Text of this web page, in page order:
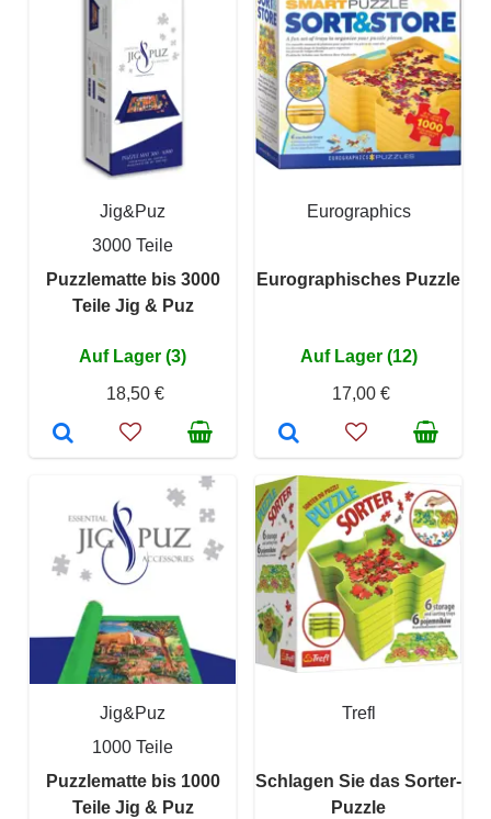
Jig&Puz
3000 Teile
Puzzlematte bis 3000
Teile Jig & Puz
Auf Lager (3)
18,50 €
Eurographics
Eurographisches Puzzle
Auf Lager (12)
17,00 €
Jig&Puz
1000 Teile
Puzzlematte bis 1000
Teile Jig & Puz
Trefl
Schlagen Sie das Sorter-
Puzzle